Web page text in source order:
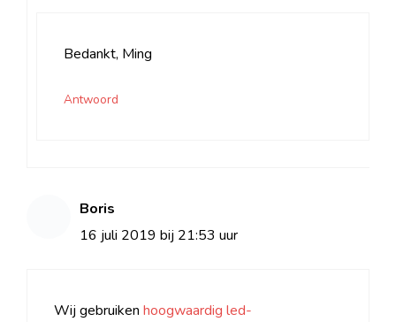
Bedankt, Ming
Antwoord
Boris
16 juli 2019 bij 21:53 uur
Wij gebruiken hoogwaardig led-